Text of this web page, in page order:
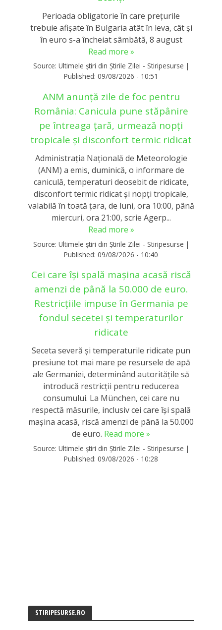
Perioada obligatorie în care preţurile
trebuie afişate în Bulgaria atât în leva, cât şi
în euro s-a încheiat sâmbătă, 8 august
Read more »
Source: Ultimele știri din Știrile Zilei - Stiripesurse |
Published: 09/08/2026 - 10:51
ANM anunță zile de foc pentru
România: Canicula pune stăpânire
pe întreaga țară, urmează nopți
tropicale și disconfort termic ridicat
Administraţia Naţională de Meteorologie
(ANM) a emis, duminică, o informare de
caniculă, temperaturi deosebit de ridicate,
disconfort termic ridicat şi nopţi tropicale,
valabilă în toată ţara, de luni, ora 10:00, până
miercuri, ora 21:00, scrie Agerp...
Read more »
Source: Ultimele știri din Știrile Zilei - Stiripesurse |
Published: 09/08/2026 - 10:40
Cei care își spală mașina acasă riscă
amenzi de până la 50.000 de euro.
Restricțiile impuse în Germania pe
fondul secetei și temperaturilor
ridicate
Seceta severă și temperaturile ridicate pun
presiune tot mai mare pe resursele de apă
ale Germaniei, determinând autoritățile să
introducă restricții pentru reducerea
consumului. La München, cei care nu
respectă măsurile, inclusiv cei care își spală
mașina acasă, riscă amenzi de până la 50.000
de euro. Read more »
Source: Ultimele știri din Știrile Zilei - Stiripesurse |
Published: 09/08/2026 - 10:28
STIRIPESURSE.RO